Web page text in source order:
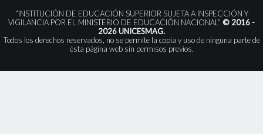
“INSTITUCIÓN DE EDUCACIÓN SUPERIOR SUJETA A INSPECCIÓN Y
VIGILANCIA POR EL MINISTERIO DE EDUCACIÓN NACIONAL” © 2016 -
2026 UNICESMAG.
Todos los derechos reservados, no se permite la copia y uso de ninguna parte de
ésta página web sin permisos previos.